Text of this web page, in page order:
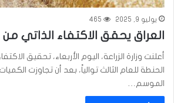
يوليو 9, 2025 465
العراق يحقق الاكتفاء الذاتي
أعلنت وزارة الزراعة، اليوم الأربعاء، تحقيق
الحنطة للعام الثالث توالياً، بعد أن تجاوزت
الموسم…